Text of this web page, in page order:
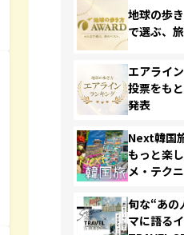
地球の歩
で選ぶ、
エアライ
投票をも
発表
Next韓国
もっと楽
メ・テク
旬な“あの
マに語る